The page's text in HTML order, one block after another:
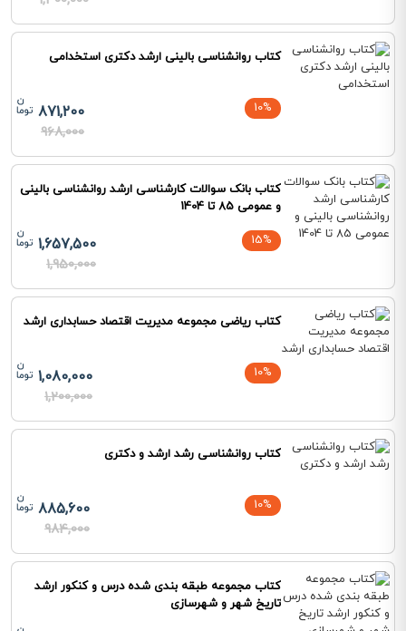
کتاب روانشناسی بالینی ارشد دکتری استخدامی
10%
871,200
968,000
کتاب بانک سوالات کارشناسی ارشد روانشناسی بالینی
و عمومی 85 تا 1404
15%
1,657,500
1,950,000
کتاب ریاضی مجموعه مدیریت اقتصاد حسابداری ارشد
10%
1,080,000
1,200,000
کتاب روانشناسی رشد ارشد و دکتری
10%
885,600
984,000
کتاب مجموعه طبقه بندی شده درس و کنکور ارشد
تاریخ شهر و شهرسازی